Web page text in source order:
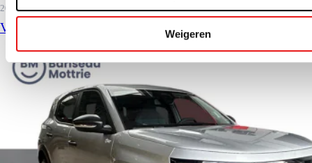
Weigeren
2026 5 km Hybrid
View details